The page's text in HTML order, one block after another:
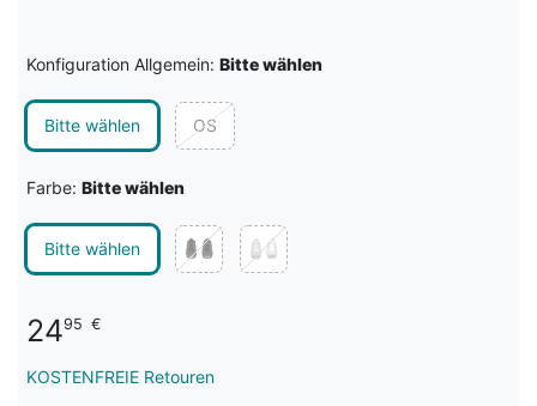
Konfiguration Allgemein: Bitte wählen
Bitte wählen OS
Farbe: Bitte wählen
Bitte wählen
2495 €
KOSTENFREIE Retouren